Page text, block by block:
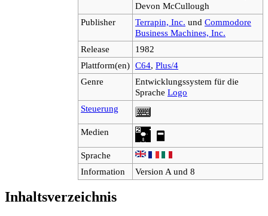
Devon McCullough
Publisher
Terrapin, Inc. und Commodore
Business Machines, Inc.
Release
1982
Plattform(en) C64, Plus/4
Genre
Entwicklungssystem für die
Sprache Logo
Steuerung
Medien
Sprache
Information
Version A und 8
Inhaltsverzeichnis